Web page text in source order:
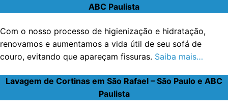
ABC Paulista
Com o nosso processo de higienização e hidratação,
renovamos e aumentamos a vida útil de seu sofá de
couro, evitando que apareçam fissuras. Saiba mais…
Lavagem de Cortinas em São Rafael – São Paulo e ABC
Paulista